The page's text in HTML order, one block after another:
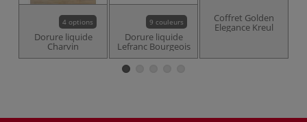
4 options
Dorure liquide
Charvin
9 couleurs
Dorure liquide
Lefranc Bourgeois
Coffret Golden
Elegance Kreul